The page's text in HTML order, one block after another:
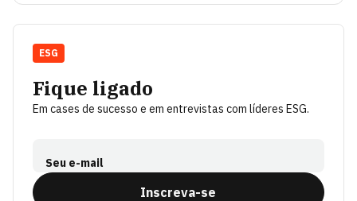
Fique ligado
Em cases de sucesso e em entrevistas com líderes ESG.
Seu e-mail
Inscreva-se
ESG